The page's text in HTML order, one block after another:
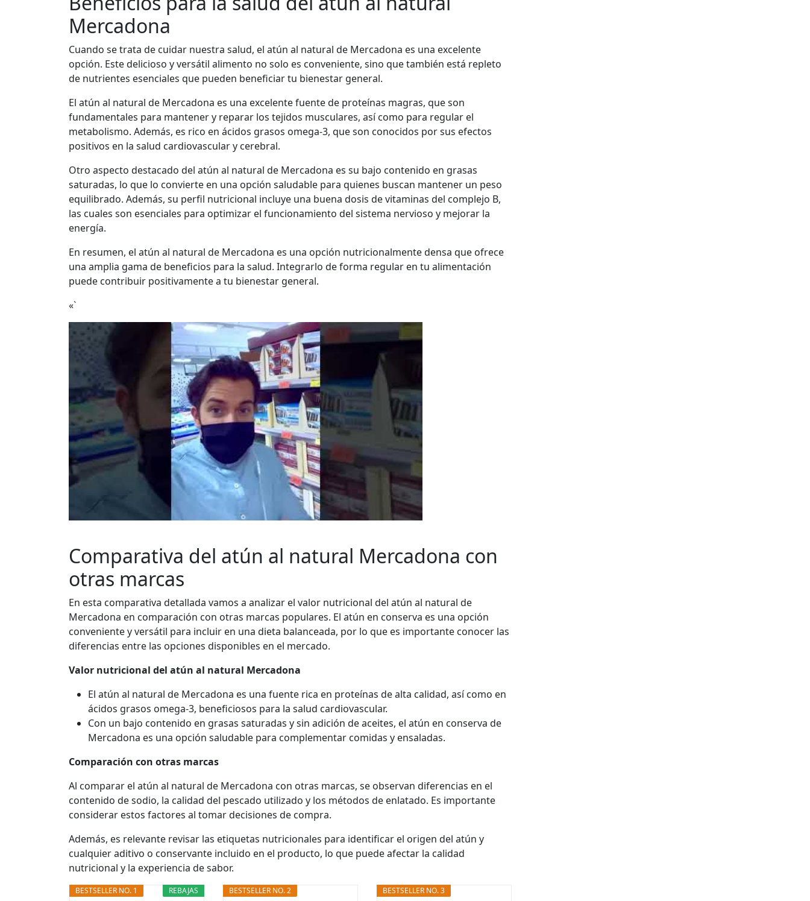
Mercadona
Cuando se trata de cuidar nuestra salud, el atún al natural de Mercadona es una excelente
opción. Este delicioso y versátil alimento no solo es conveniente, sino que también está repleto
de nutrientes esenciales que pueden beneficiar tu bienestar general.
El atún al natural de Mercadona es una excelente fuente de proteínas magras, que son
fundamentales para mantener y reparar los tejidos musculares, así como para regular el
metabolismo. Además, es rico en ácidos grasos omega-3, que son conocidos por sus efectos
positivos en la salud cardiovascular y cerebral.
Otro aspecto destacado del atún al natural de Mercadona es su bajo contenido en grasas
saturadas, lo que lo convierte en una opción saludable para quienes buscan mantener un peso
equilibrado. Además, su perfil nutricional incluye una buena dosis de vitaminas del complejo B,
las cuales son esenciales para optimizar el funcionamiento del sistema nervioso y mejorar la
energía.
En resumen, el atún al natural de Mercadona es una opción nutricionalmente densa que ofrece
una amplia gama de beneficios para la salud. Integrarlo de forma regular en tu alimentación
puede contribuir positivamente a tu bienestar general.
«`
Comparativa del atún al natural Mercadona con
otras marcas
En esta comparativa detallada vamos a analizar el valor nutricional del atún al natural de
Mercadona en comparación con otras marcas populares. El atún en conserva es una opción
conveniente y versátil para incluir en una dieta balanceada, por lo que es importante conocer las
diferencias entre las opciones disponibles en el mercado.
Valor nutricional del atún al natural Mercadona
El atún al natural de Mercadona es una fuente rica en proteínas de alta calidad, así como en
ácidos grasos omega-3, beneficiosos para la salud cardiovascular.
Con un bajo contenido en grasas saturadas y sin adición de aceites, el atún en conserva de
Mercadona es una opción saludable para complementar comidas y ensaladas.
Comparación con otras marcas
Al comparar el atún al natural de Mercadona con otras marcas, se observan diferencias en el
contenido de sodio, la calidad del pescado utilizado y los métodos de enlatado. Es importante
considerar estos factores al tomar decisiones de compra.
Además, es relevante revisar las etiquetas nutricionales para identificar el origen del atún y
cualquier aditivo o conservante incluido en el producto, lo que puede afectar la calidad
nutricional y la experiencia de sabor.
REBAJAS
BESTSELLER NO. 1 BESTSELLER NO. 2 BESTSELLER NO. 3